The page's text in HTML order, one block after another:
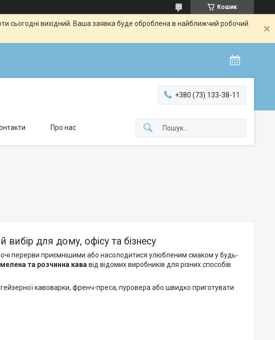
Кошик
сьогодні вихідний. Ваша заявка буде оброблена в найближчий робочий
+380 (73) 133-38-11
Про нас
для дому, офісу та бізнесу
перерви приємнішими або насолодитися улюбленим смаком у будь-
та розчинна кава від відомих виробників для різних способів
кавоварки, френч-преса, пуровера або швидко приготувати